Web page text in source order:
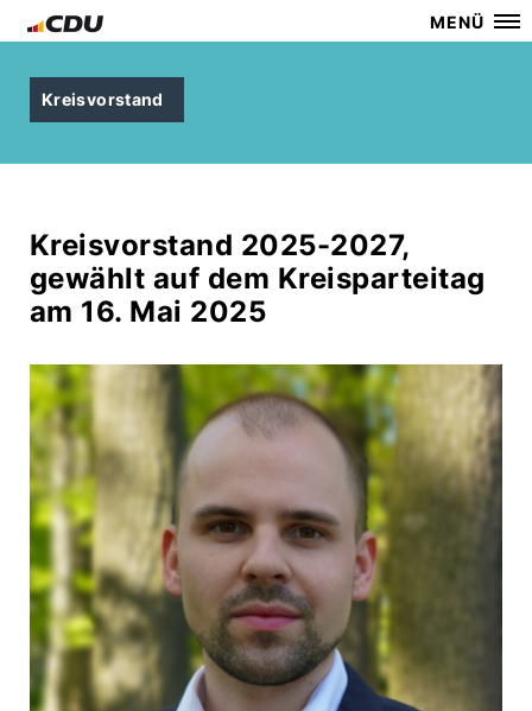
MENÜ
Kreisvorstand
Kreisvorstand 2025-2027,
gewählt auf dem Kreisparteitag
am 16. Mai 2025